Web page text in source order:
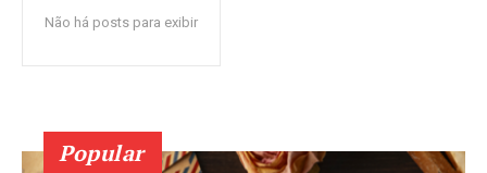
Não há posts para exibir
Popular